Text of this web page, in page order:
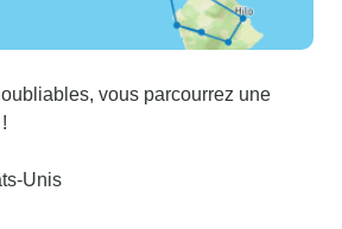
vous parcourrez une
Unis